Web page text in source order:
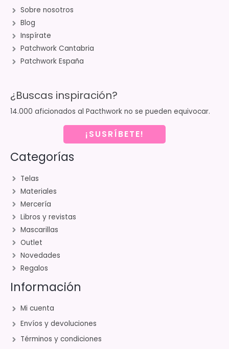
Sobre nosotros
Blog
Inspírate
Patchwork Cantabria
Patchwork España
¿Buscas inspiración?
14.000 aficionados al Pacthwork no se pueden equivocar.
¡SUSRÍBETE!
Categorías
Telas
Materiales
Mercería
Libros y revistas
Mascarillas
Outlet
Novedades
Regalos
Información
Mi cuenta
Envíos y devoluciones
Términos y condiciones